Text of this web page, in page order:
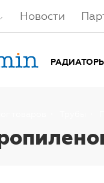
Новости
товаров